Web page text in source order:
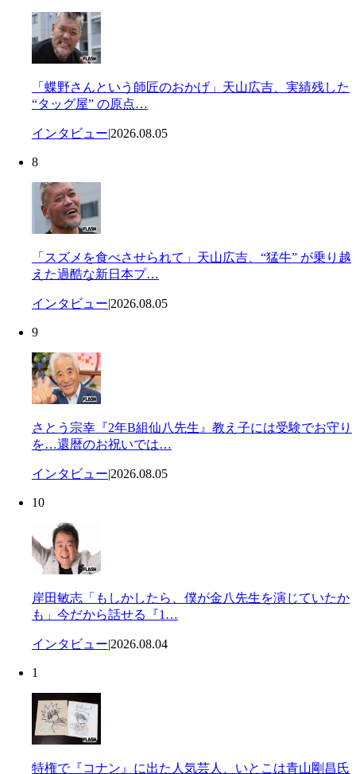
「蝶野さんという師匠のおかげ」天山広吉、実績残した
“タッグ屋” の原点…
インタビュー|2026.08.05
8
「スズメを食べさせられて」天山広吉、“猛牛” が乗り越
えた過酷な新日本プ…
インタビュー|2026.08.05
9
さとう宗幸『2年B組仙八先生』教え子には受験でお守り
を…還暦のお祝いでは…
インタビュー|2026.08.05
10
岸田敏志「もしかしたら、僕が金八先生を演じていたか
も」今だから話せる『1…
インタビュー|2026.08.04
1
特権で『コナン』に出た人気芸人、いとこは青山剛昌氏